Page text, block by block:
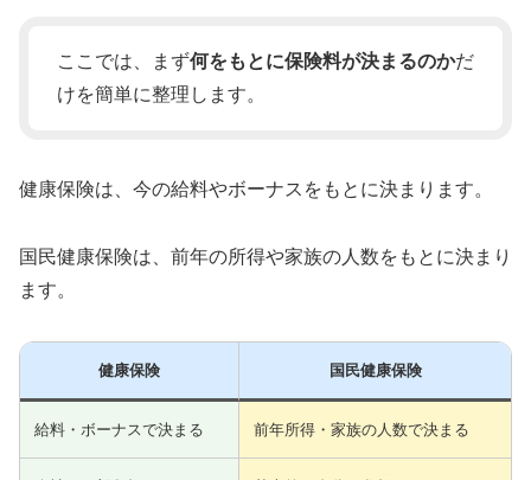
ここでは、まず何をもとに保険料が決まるのかだ
けを簡単に整理します。
健康保険は、今の給料やボーナスをもとに決まります。
国民健康保険は、前年の所得や家族の人数をもとに決まり
ます。
健康保険 国民健康保険
給料・ボーナスで決まる 前年所得・家族の人数で決まる